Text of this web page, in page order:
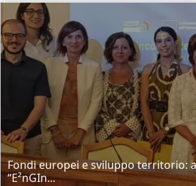
Fondi europei e sviluppo territorio:
“E²nGIn...